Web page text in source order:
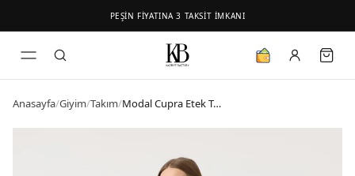
PEŞİN FİYATINA 3 TAKSİT İMKANI
Anasayfa/Giyim/Takım/ Modal Cupra Etek Takım Gri Melanj